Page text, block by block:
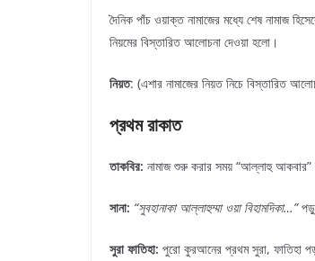
দৈনিক পাঁচ ওয়াক্ত নামাজের মধ্যে শেষ নামাজ
নিয়মের বিস্তারিত আলোচনা দেওয়া হলো।
নিয়ত: (এশার নামাজের নিয়ত নিচে বিস্তারিত
প্রথম রাকাত
তাকবির: নামাজ শুরু করার সময় “আল্লাহু আকবার”
সানা: “সুবহানাকা আল্লাহুম্মা ওয়া বিহামদিকা…”
সুরা ফাতিহা: পুরো কুরআনের প্রথম সুরা, ফাতিহা